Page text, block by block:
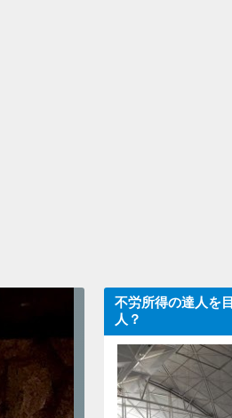
不労所得の達人を
人？